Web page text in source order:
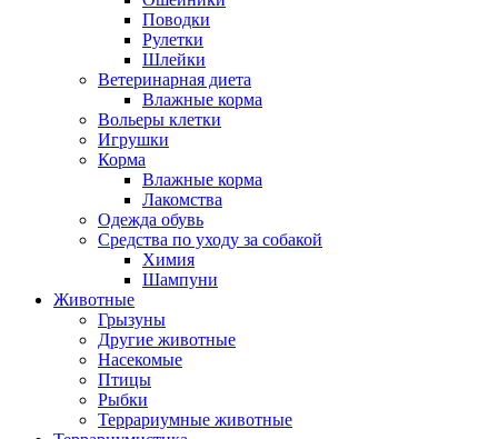
Поводки
Рулетки
Шлейки
Ветеринарная диета
Влажные корма
Вольеры клетки
Игрушки
Корма
Влажные корма
Лакомства
Одежда обувь
Средства по уходу за собакой
Химия
Шампуни
Животные
Грызуны
Другие животные
Насекомые
Птицы
Рыбки
Террариумные животные